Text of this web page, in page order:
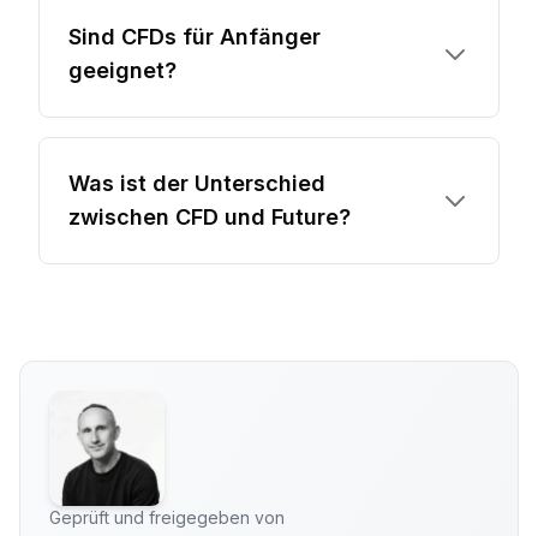
Sind CFDs für Anfänger
geeignet?
Was ist der Unterschied
zwischen CFD und Future?
Geprüft und freigegeben von